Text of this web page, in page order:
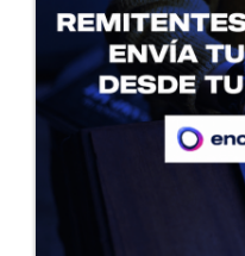
PLANTILLAS
PRECIOS
BLOG
ACCEDER →